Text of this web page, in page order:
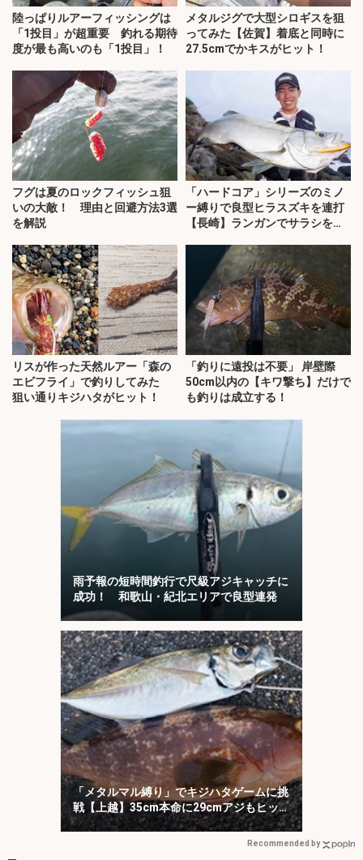
陸っぱりルアーフィッシングは
「1投目」が超重要 釣れる期待
度が最も高いのも「1投目」！
メタルジグで大型シロギスを狙
ってみた【佐賀】着底と同時に
27.5cmでかキスがヒット！
フグは夏のロックフィッシュ狙
いの大敵！ 理由と回避方法3選
を解説
「ハードコア」シリーズのミノ
ー縛りで良型ヒラスズキを連打
【長崎】ランガンでサラシを攻
リスが作った天然ルアー「森の
エビフライ」で釣りしてみた
狙い通りキジハタがヒット！
「釣りに遠投は不要」 岸壁際
50cm以内の【キワ撃ち】だけで
も釣りは成立する！
雨予報の短時間釣行で尺級アジキャッチに
成功！ 和歌山・紀北エリアで良型連発
「メタルマル縛り」でキジハタゲームに挑
戦【上越】35cm本命に29cmアジもヒッ
ト！
Recommended by